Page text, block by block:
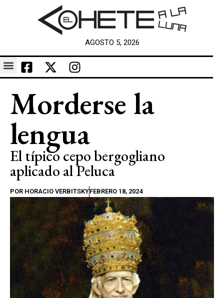
AGOSTO 5, 2026
Morderse la
lengua
El típico cepo bergogliano
aplicado al Peluca
POR HORACIO VERBITSKYFEBRERO 18, 2024